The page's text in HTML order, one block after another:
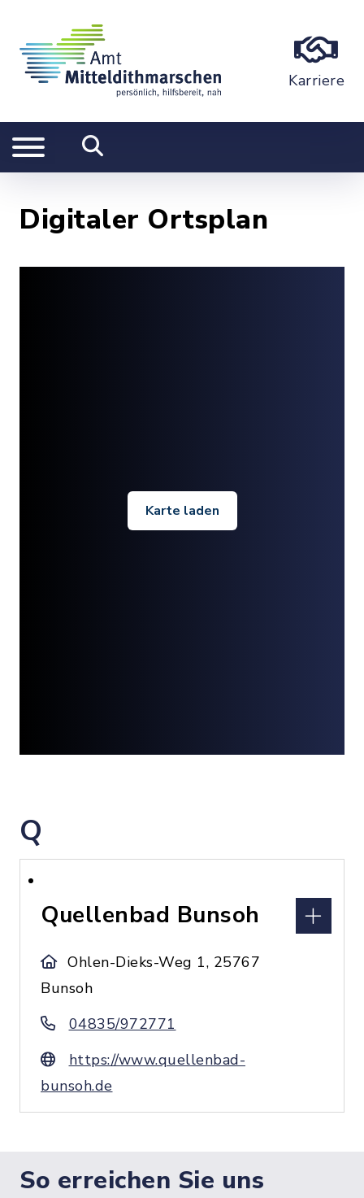
Karriere
Digitaler Ortsplan
Karte laden
Q
Quellenbad Bunsoh
Ohlen-Dieks-Weg 1, 25767
Bunsoh
04835/972771
https://www.quellenbad-
bunsoh.de
So erreichen Sie uns